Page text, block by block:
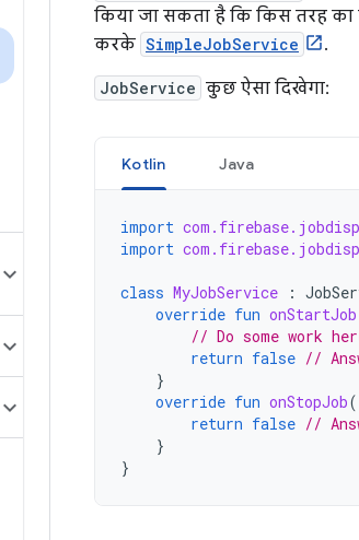
किया जा सकता है कि किस तरह
करके SimpleJobService .
JobService कुछ ऐसा दिखेगा:
Kotlin Java
import
import
class MyJobService :
override fun onStartJob
// Do some work
return false //
}
override fun onStopJob(
return false //
}
}